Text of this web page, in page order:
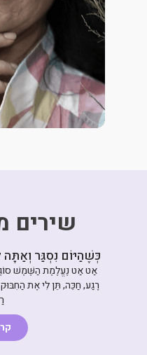
שירים
כְּשֶׁהַיּוֹם נִסְגַּר וְאַתָּה
אַט אַט נֶעֱלֶמֶת הַשֶּׁמֶשׁ
רֶגַע, חַכֵּה, תֵּן לִי אֶת